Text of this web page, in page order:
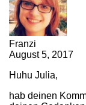
Franzi
August 5, 2017
Huhu Julia,
hab deinen